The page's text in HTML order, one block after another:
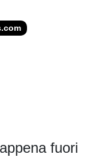
fuori